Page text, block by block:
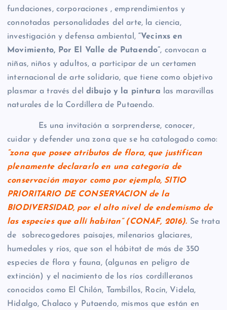
fundaciones, corporaciones , emprendimientos y
connotadas personalidades del arte, la ciencia,
investigación y defensa ambiental,“Vecinxs en
Movimiento, Por El Valle de Putaendo”, convocan a
niñas, niños y adultos, a participar de un certamen
internacional de arte solidario, que tiene como objetivo
plasmar a través deldibujo y la pintura las maravillas
naturales de la Cordillera de Putaendo.
Es una invitación a sorprenderse, conocer,
cuidar y defender una zona que se ha catalogado como:
“zona que posee atributos de flora, que justifican
plenamente declararlo en una categoría de
conservación mayor como por ejemplo, SITIO
PRIORITARIO DE CONSERVACION de la
BIODIVERSIDAD, por el alto nivel de endemismo de
las especies que allí habitan” (CONAF, 2016). Se trata
de sobrecogedores paisajes, milenarios glaciares,
humedales y ríos, que son el hábitat de más de 350
especies de flora y fauna, (algunas en peligro de
extinción) y el nacimiento de los ríos cordilleranos
conocidos como El Chilón, Tambillos, Rocín, Videla,
Hidalgo, Chalaco y Putaendo, mismos que están en